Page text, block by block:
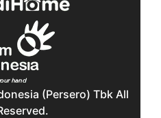
(Persero) Tbk All